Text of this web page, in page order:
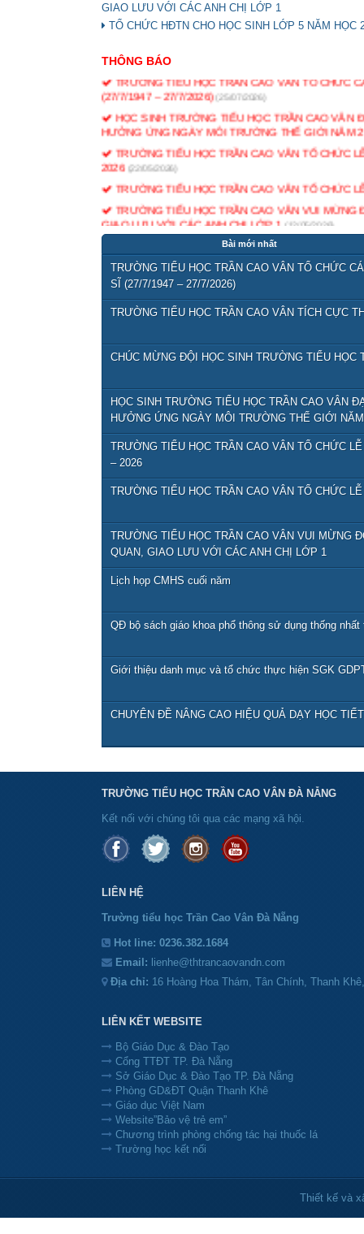
GIAO LƯU VỚI CÁC ANH CHỊ LỚP 1
TỔ CHỨC HĐTN CHO HỌC SINH LỚP 5 NĂM HỌC
THÔNG BÁO
(27/7/1947 – 27/7/2026)
HỌC SINH TRƯỜNG TIỂU HỌC TRẦN CAO VÂN
HƯỞNG ỨNG NGÀY MÔI TRƯỜNG THẾ GIỚI NĂM
TRƯỜNG TIỂU HỌC TRẦN CAO VÂN TỔ CHỨC
2026
(22/05/2026)
TRƯỜNG TIỂU HỌC TRẦN CAO VÂN TỔ CHỨC
TRƯỜNG TIỂU HỌC TRẦN CAO VÂN VUI MỪNG
GIAO LƯU VỚI CÁC ANH CHỊ LỚP 1
(12/05/2026)
Lịch họp CMHS cuối năm (11/05/2026)
QĐ bộ sách giáo khoa phổ thông sử dụng thống
Giới thiệu danh mục và tổ chức thực hiện SGK
CHUYÊN ĐỀ NÂNG CAO HIỆU QUẢ DẠY HỌC
Bài mới nhất
TRƯỜNG TIỂU HỌC TRẦN CAO VÂN TỔ CHỨC
SĨ (27/7/1947 – 27/7/2026)
TRƯỜNG TIỂU HỌC TRẦN CAO VÂN TÍCH CỰC
CHÚC MỪNG ĐỘI HỌC SINH TRƯỜNG TIỂU
HỌC SINH TRƯỜNG TIỂU HỌC TRẦN CAO VÂN
HƯỞNG ỨNG NGÀY MÔI TRƯỜNG THẾ GIỚI
TRƯỜNG TIỂU HỌC TRẦN CAO VÂN TỔ CHỨC
– 2026
TRƯỜNG TIỂU HỌC TRẦN CAO VÂN TỔ CHỨC
TRƯỜNG TIỂU HỌC TRẦN CAO VÂN VUI MỪNG
QUAN, GIAO LƯU VỚI CÁC ANH CHỊ LỚP 1
Lịch họp CMHS cuối năm
QĐ bộ sách giáo khoa phổ thông sử dụng thống nhất
Giới thiệu danh mục và tổ chức thực hiện SGK
CHUYÊN ĐỀ NÂNG CAO HIỆU QUẢ DẠY HỌC
TRƯỜNG TIỂU HỌC TRẦN CAO VÂN ĐÀ NẴNG
Kết nối với chúng tôi qua các mạng xã hội.
LIÊN HỆ
Trường tiểu học Trần Cao Vân Đà Nẵng
Hot line: 0236.382.1684
Email: lienhe@thtrancaovandn.com
Địa chỉ: 16 Hoàng Hoa Thám, Tân Chính, Thanh
LIÊN KẾT WEBSITE
Bộ Giáo Dục & Đào Tạo
Cổng TTĐT TP. Đà Nẵng
Sở Giáo Dục & Đào Tạo TP. Đà Nẵng
Phòng GD&ĐT Quận Thanh Khê
Giáo dục Việt Nam
Website”Bảo vệ trẻ em”
Chương trình phòng chống tác hại thuốc lá
Trường học kết nối
Thiết kế và